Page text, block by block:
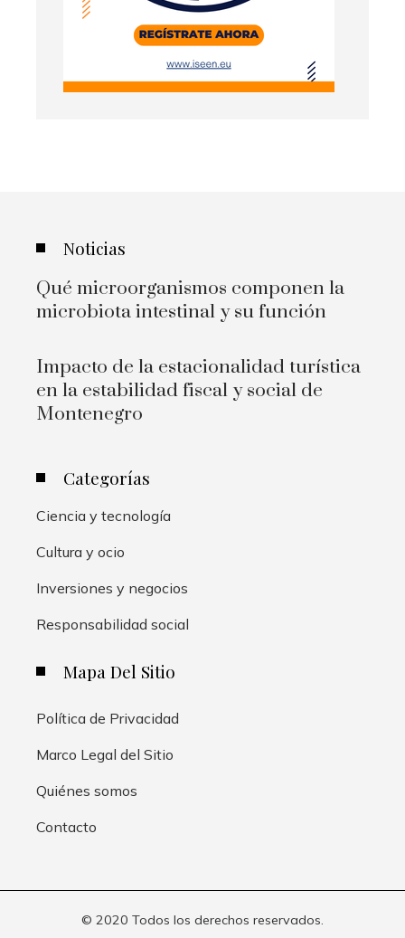
Noticias
Qué microorganismos componen la
microbiota intestinal y su función
Impacto de la estacionalidad turística
en la estabilidad fiscal y social de
Montenegro
Categorías
Ciencia y tecnología
Cultura y ocio
Inversiones y negocios
Responsabilidad social
Mapa Del Sitio
Política de Privacidad
Marco Legal del Sitio
Quiénes somos
Contacto
© 2020 Todos los derechos reservados.